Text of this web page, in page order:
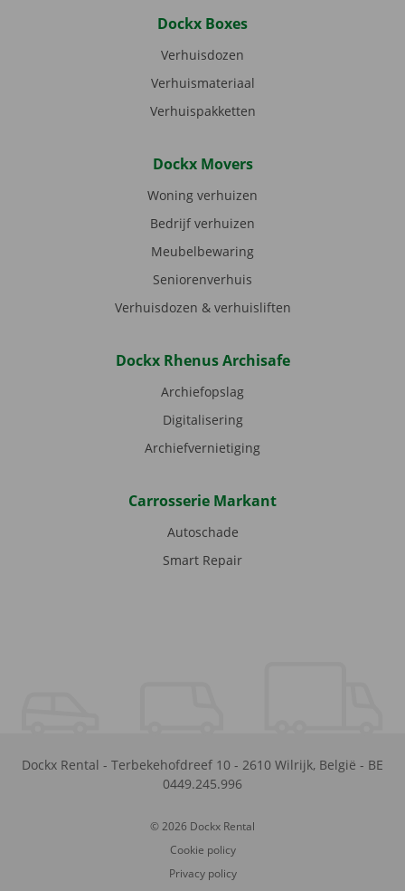
Dockx Boxes
Verhuisdozen
Verhuismateriaal
Verhuispakketten
Dockx Movers
Woning verhuizen
Bedrijf verhuizen
Meubelbewaring
Seniorenverhuis
Verhuisdozen & verhuisliften
Dockx Rhenus Archisafe
Archiefopslag
Digitalisering
Archiefvernietiging
Carrosserie Markant
Autoschade
Smart Repair
Dockx Rental - Terbekehofdreef 10 - 2610 Wilrijk, België - BE
0449.245.996
© 2026 Dockx Rental
Cookie policy
Privacy policy